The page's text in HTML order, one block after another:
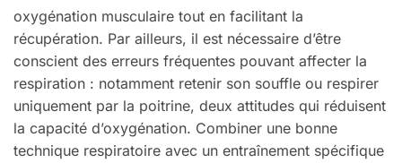
oxygénation musculaire tout en facilitant la
récupération. Par ailleurs, il est nécessaire d’être
conscient des erreurs fréquentes pouvant affecter la
respiration : notamment retenir son souffle ou respirer
uniquement par la poitrine, deux attitudes qui réduisent
la capacité d’oxygénation. Combiner une bonne
technique respiratoire avec un entraînement spécifique